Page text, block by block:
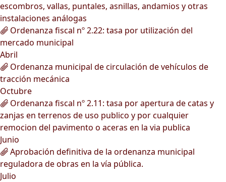
escombros, vallas, puntales, asnillas, andamios y otras
instalaciones análogas
Ordenanza fiscal nº 2.22: tasa por utilización del
mercado municipal
Abril
Ordenanza municipal de circulación de vehículos de
tracción mecánica
Octubre
Ordenanza fiscal nº 2.11: tasa por apertura de catas y
zanjas en terrenos de uso publico y por cualquier
remocion del pavimento o aceras en la via publica
Junio
Aprobación definitiva de la ordenanza municipal
reguladora de obras en la vía pública.
Julio